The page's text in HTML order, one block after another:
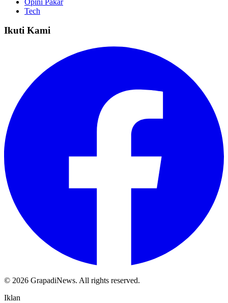
Tech
Ikuti Kami
© 2026 GrapadiNews. All rights reserved.
Iklan